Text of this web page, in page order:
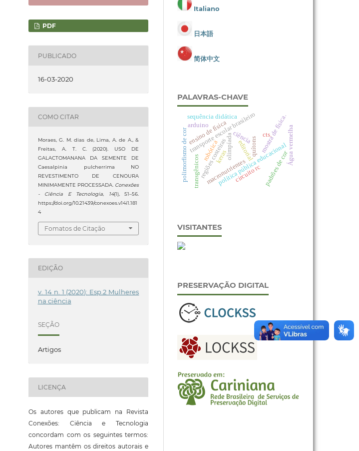
PDF
PUBLICADO
16-03-2020
COMO CITAR
Moraes, G. M. dias de, Lima, A. de A., &
Freitas, A. T. C. (2020). USO DE
GALACTOMANANA DA SEMENTE DE
Caesalpinia pulcherrima NO
REVESTIMENTO DE CENOURA
MINIMAMENTE PROCESSADA. Conexões
- Ciência E Tecnologia, 14(1), 51–56.
https://doi.org/10.21439/conexoes.v14i1.181
4
Fomatos de Citação
EDIÇÃO
v. 14 n. 1 (2020): Esp.2 Mulheres
na ciência
SEÇÃO
Artigos
LICENÇA
Os autores que publicam na Revista
Conexões: Ciência e Tecnologia
concordam com os seguintes termos:
Autores mantêm os direitos autorais e
Italiano
日本語
简体中文
PALAVRAS-CHAVE
editorial
olimpíada
política pública educacional
transporte escolar brasileiro
padrões de cor
polimorfismo de cor quítons
regiões costeiras
robóticakeras
mostra de física.
sequência didática
transgênicos
cts. Água vermelha
ensino de física ciência
macronutrientes
arduino
circuito rc
VISITANTES
PRESERVAÇÃO DIGITAL